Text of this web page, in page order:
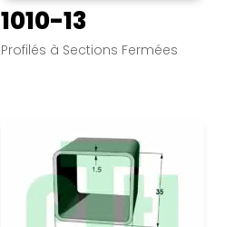
1010-13
Profilés à Sections Fermées